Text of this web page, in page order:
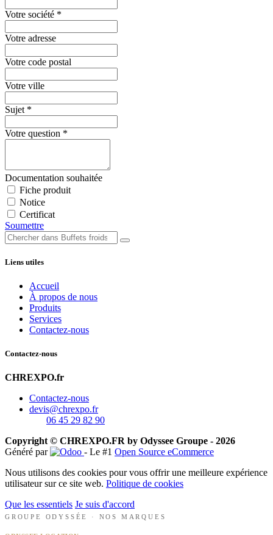
Votre société *
Votre adresse
Votre code postal
Votre ville
Sujet *
Votre question *
Documentation souhaitée
Fiche produit
Notice
Certificat
Soumettre
Liens utiles
Accueil
À propos de nous
Produits
Services
Contactez-nous
Contactez-nous
CHREXPO.fr
Contactez-nous
devis@chrexpo.fr
06 45 29 82 90
Copyright © CHREXPO.FR by Odyssee Groupe - 2026
Généré par
- Le #1 Open Source eCommerce
Nous utilisons des cookies pour vous offrir une meilleure expérience
utilisateur sur ce site web. Politique de cookies
Que les essentiels Je suis d'accord
GROUPE ODYSSÉE · NOS MARQUES